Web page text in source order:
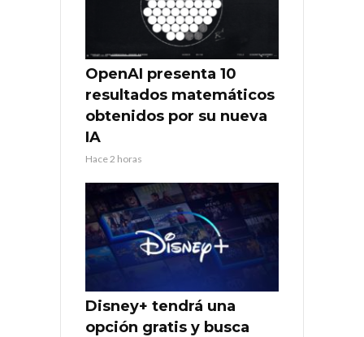
OpenAI presenta 10
resultados matemáticos
obtenidos por su nueva
IA
Hace 2 horas
Disney+ tendrá una
opción gratis y busca